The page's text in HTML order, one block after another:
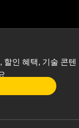
인 혜택, 기술 콘텐